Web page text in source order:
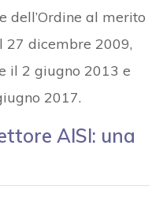
dell’Ordine al merito
dicembre 2009,
il 2 giugno 2013 e
2017.
AISI: una